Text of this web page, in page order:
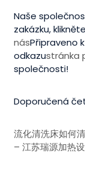
Naše
zakázku,
násPřipraveno
odkazustránka
společnosti!
Doporučená
流化清洗床如何
– 江苏瑞源加热